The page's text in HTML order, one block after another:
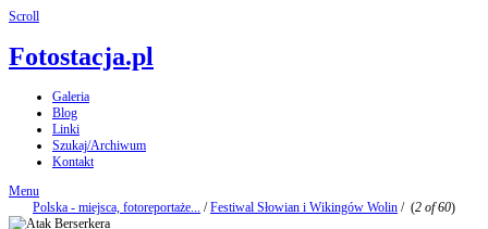
Scroll
Fotostacja.pl
Galeria
Blog
Linki
Szukaj/Archiwum
Kontakt
Menu
Polska - miejsca, fotoreportaże... /Festiwal Słowian i Wikingów Wolin / (2 of 60)